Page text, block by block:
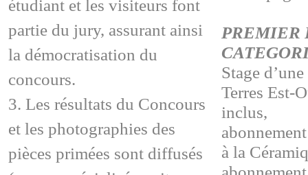
PREMIER
Stage
Terres Est-
inclus,
à la
étudiant et les visiteurs font
partie du jury, assurant ainsi
la démocratisation du
concours.
3. Les résultats du Concours
et les photographies des
pièces primées sont diffusés